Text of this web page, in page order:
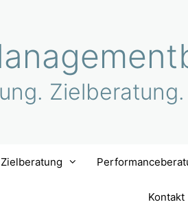
Zielberatung
Kontakt